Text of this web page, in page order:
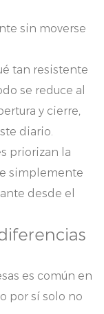
sin moverse
tan resistente
se reduce al
y cierre,
diario.
priorizan la
simplemente
desde el
es común en
por sí solo no